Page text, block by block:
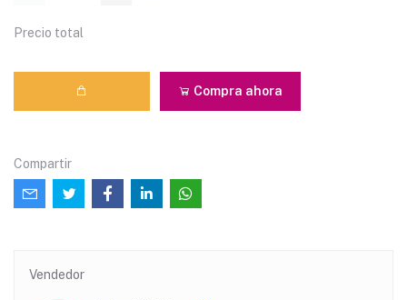
Precio total
Compra ahora
Compartir
Vendedor